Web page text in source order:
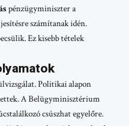
pénzügyminiszter a
számítanak idén.
Ez kisebb tételek
Politikai alapon
A Belügyminisztérium
csúszhat egyelőre.